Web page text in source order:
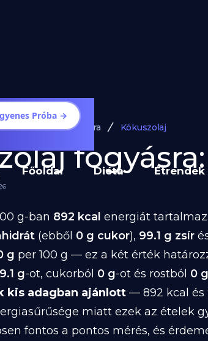
Próba →
Főoldal Diéta Étrendek
Ételek Fogyásra Kókuszolaj
g-ban 892 kcal energiát
(ebből 0 g cukor), 99.1 g zsír
g per 100 g — ez a két érték
g-ot, cukorból 0 g-ot és rostból 0 g
kis adagban ajánlott — 892 kcal és
miatt ezek az ételek
fontos a pontos mérés, és